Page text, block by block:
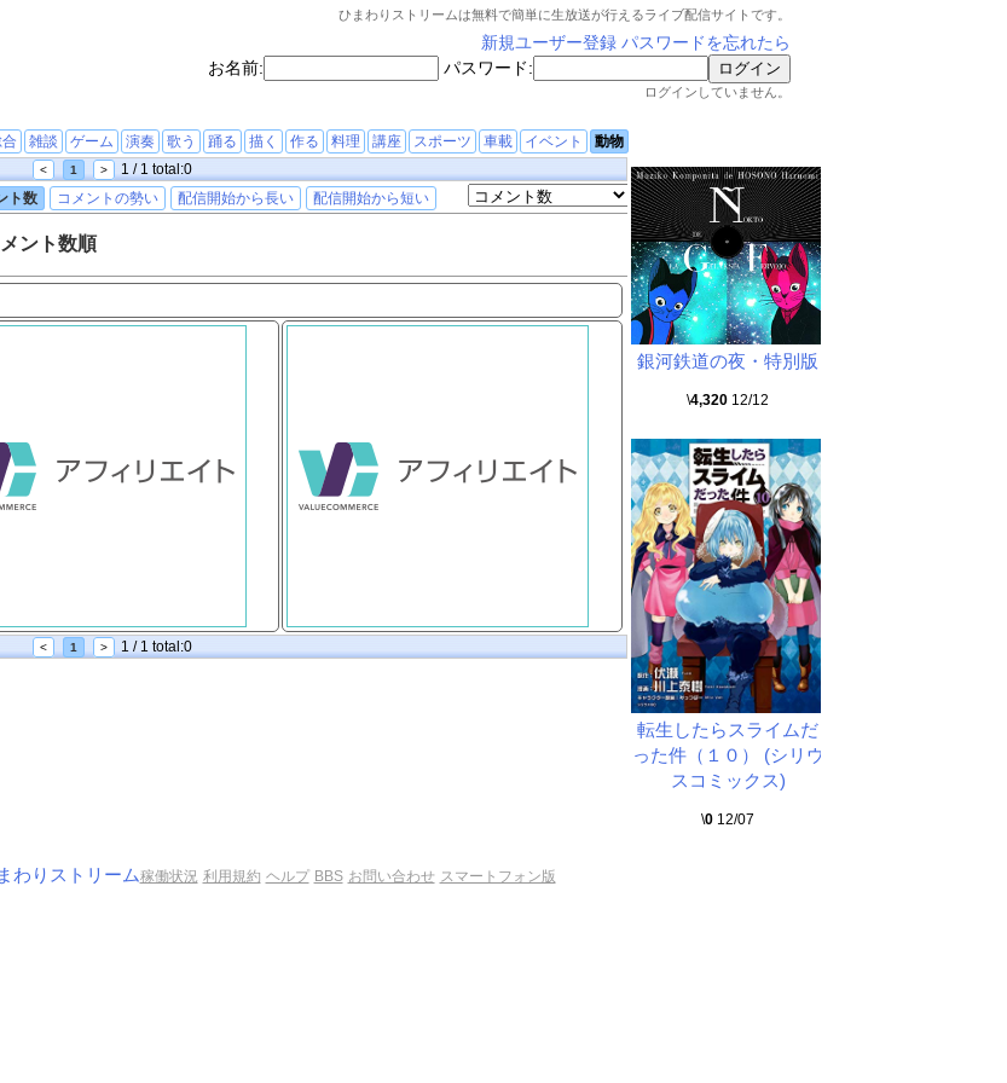
ひまわりストリームは無料で簡単に生放送が行えるライブ配信サイトです。
新規ユーザー登録 パスワードを忘れたら
お名前:
パスワード:
ログインしていません。
雑談 ゲーム 演奏 歌う 踊る 描く 作る 料理 講座 スポーツ 車載 イベント 動物
< 1 >
1 / 1 total:0
ト数 コメントの勢い 配信開始から長い 配信開始から短い
ント数順
< 1 > 1 / 1 total:0
銀河鉄道の夜・特別版
\4,320 12/12
転生したらスライムだ
った件（１０） (シリウ
スコミックス)
\0 12/07
わりストリーム稼働状況 利用規約 ヘルプ BBS お問い合わせ スマートフォン版